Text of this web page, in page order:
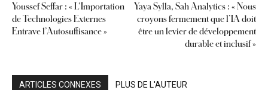
Youssef Seffar : « L’Importation
de Technologies Externes
Entrave l’Autosuffisance »
Yaya Sylla, Sah Analytics : « Nous
croyons fermement que l’IA doit
être un levier de développement
durable et inclusif »
ARTICLES CONNEXES PLUS DE L'AUTEUR